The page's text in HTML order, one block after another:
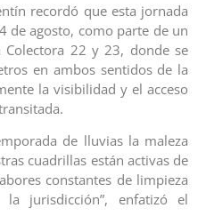
recordó que esta jornada
de agosto, como parte de un
22 y 23, donde se
en ambos sentidos de la
la visibilidad y el acceso
de lluvias la maleza
cuadrillas están activas de
constantes de limpieza
jurisdicción”, enfatizó el